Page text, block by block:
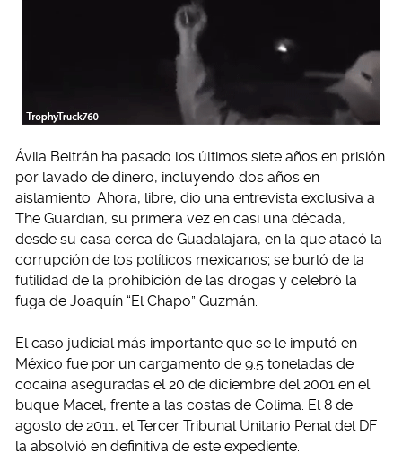
Ávila Beltrán ha pasado los últimos siete años en prisión
por lavado de dinero, incluyendo dos años en
aislamiento. Ahora, libre, dio una entrevista exclusiva a
The Guardian, su primera vez en casi una década,
desde su casa cerca de Guadalajara, en la que atacó la
corrupción de los políticos mexicanos; se burló de la
futilidad de la prohibición de las drogas y celebró la
fuga de Joaquín “El Chapo” Guzmán.
El caso judicial más importante que se le imputó en
México fue por un cargamento de 9.5 toneladas de
cocaína aseguradas el 20 de diciembre del 2001 en el
buque Macel, frente a las costas de Colima. El 8 de
agosto de 2011, el Tercer Tribunal Unitario Penal del DF
la absolvió en definitiva de este expediente.